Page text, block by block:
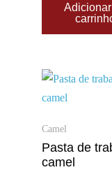
Camel
Pasta de
camel